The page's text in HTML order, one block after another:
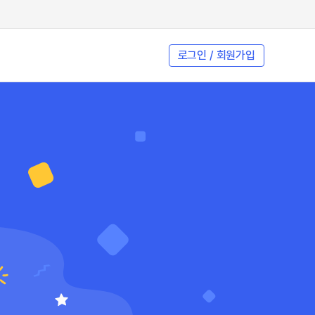
로그인 / 회원가입